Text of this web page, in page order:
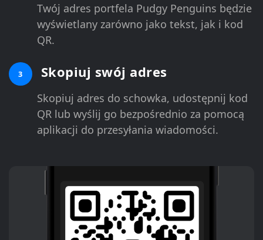
Twój adres portfela Pudgy Penguins będzie
wyświetlany zarówno jako tekst, jak i kod
QR.
3 Skopiuj swój adres
Skopiuj adres do schowka, udostępnij kod
QR lub wyślij go bezpośrednio za pomocą
aplikacji do przesyłania wiadomości.